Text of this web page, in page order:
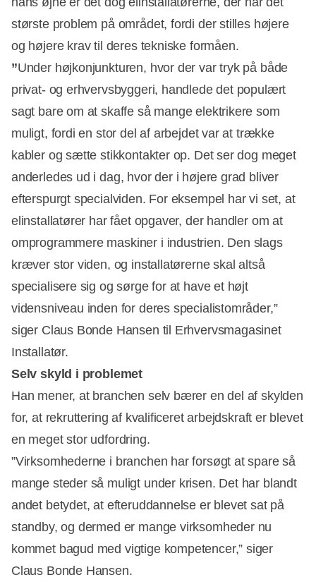
største problem på området, fordi der stilles højere
og højere krav til deres tekniske formåen.
”Under højkonjunkturen, hvor der var tryk på både
privat- og erhvervsbyggeri, handlede det populært
sagt bare om at skaffe så mange elektrikere som
muligt, fordi en stor del af arbejdet var at trække
kabler og sætte stikkontakter op. Det ser dog meget
anderledes ud i dag, hvor der i højere grad bliver
efterspurgt specialviden. For eksempel har vi set, at
elinstallatører har fået opgaver, der handler om at
omprogrammere maskiner i industrien. Den slags
kræver stor viden, og installatørerne skal altså
specialisere sig og sørge for at have et højt
vidensniveau inden for deres specialistområder,”
siger Claus Bonde Hansen til Erhvervsmagasinet
Installatør.
Selv skyld i problemet
Han mener, at branchen selv bærer en del af skylden
for, at rekruttering af kvalificeret arbejdskraft er blevet
en meget stor udfordring.
”Virksomhederne i branchen har forsøgt at spare så
mange steder så muligt under krisen. Det har blandt
andet betydet, at efteruddannelse er blevet sat på
standby, og dermed er mange virksomheder nu
kommet bagud med vigtige kompetencer,” siger
Claus Bonde Hansen.